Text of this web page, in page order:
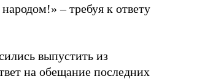
– требуя к ответу
выпустить из
на обещание последних